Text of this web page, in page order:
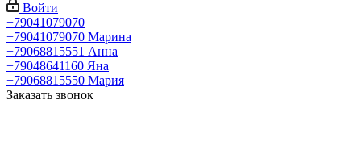
Войти
+79041079070
+79041079070 Марина
+79068815551 Анна
+79048641160 Яна
+79068815550 Мария
Заказать звонок